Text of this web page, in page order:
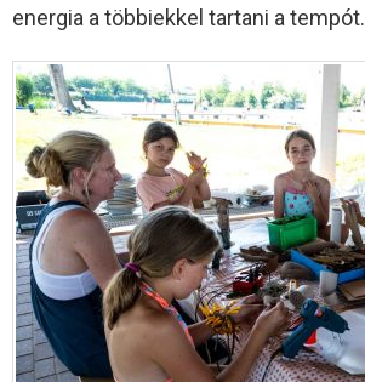
energia a többiekkel tartani a tempót.